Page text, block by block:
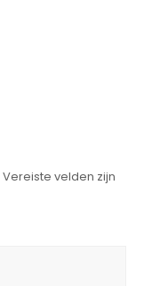
Vereiste velden zijn